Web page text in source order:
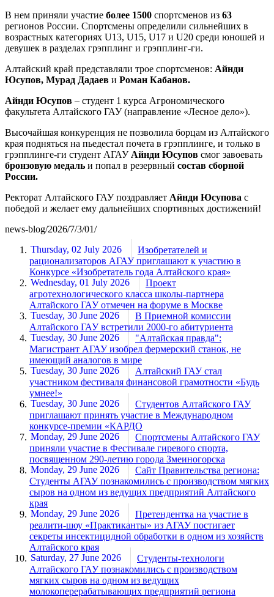
В нем приняли участие более 1500 спортсменов из 63
регионов России. Спортсмены определили сильнейших в
возрастных категориях U13, U15, U17 и U20 среди юношей и
девушек в разделах грэпплинг и грэпплинг-ги.
Алтайский край представляли трое спортсменов: Айнди
Юсупов, Мурад Дадаев и Роман Кабанов.
Айнди Юсупов – студент 1 курса Агрономического
факультета Алтайского ГАУ (направление «Лесное дело»).
Высочайшая конкуренция не позволила борцам из Алтайского
края подняться на пьедестал почета в грэпплинге, и только в
грэпплинге-ги студент АГАУ Айнди Юсупов смог завоевать
бронзовую медаль и попал в резервный состав сборной
России.
Ректорат Алтайского ГАУ поздравляет Айнди Юсупова с
победой и желает ему дальнейших спортивных достижений!
news-blog/2026/7/3/01/
Thursday, 02 July 2026
Изобретателей и
рационализаторов АГАУ приглашают к участию в
Конкурсе «Изобретатель года Алтайского края»
Wednesday, 01 July 2026
Проект
агротехнологического класса школы-партнера
Алтайского ГАУ отмечен на форуме в Москве
Tuesday, 30 June 2026
В Приемной комиссии
Алтайского ГАУ встретили 2000-го абитуриента
Tuesday, 30 June 2026
"Алтайская правда":
Магистрант АГАУ изобрел фермерский станок, не
имеющий аналогов в мире
Tuesday, 30 June 2026
Алтайский ГАУ стал
участником фестиваля финансовой грамотности «Будь
умнее!»
Tuesday, 30 June 2026
Студентов Алтайского ГАУ
приглашают принять участие в Международном
конкурсе-премии «КАРДО
Monday, 29 June 2026
Спортсмены Алтайского ГАУ
приняли участие в Фестивале гиревого спорта,
посвященном 290-летию города Змеиногорска
Monday, 29 June 2026
Сайт Правительства региона:
Студенты АГАУ познакомились с производством мягких
сыров на одном из ведущих предприятий Алтайского
края
Monday, 29 June 2026
Претендентка на участие в
реалити-шоу «Практиканты» из АГАУ постигает
секреты инсектицидной обработки в одном из хозяйств
Алтайского края
Saturday, 27 June 2026
Студенты-технологи
Алтайского ГАУ познакомились с производством
мягких сыров на одном из ведущих
молокоперерабатывающих предприятий региона